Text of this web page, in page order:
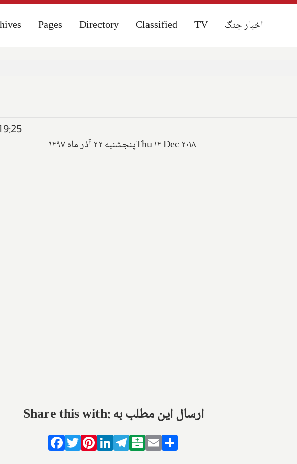
Pages Directory Classified TV اخبار جنگ Pages Directory Classified TV اخبار جنگ
پنجشنبه ۲۲ آذر ماه ۱۳۹۷Thu ۱۳ Dec ۲۰۱۸
Share this with: ارسال این مطلب به
Facebook
TwitterPinterestLinkedIn
Telegram
Balatarin
Email